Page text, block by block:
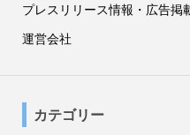
プレスリリース情報・広告掲
運営会社
カテゴリー